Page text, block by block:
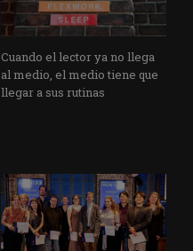
Cuando el lector ya no llega
al medio, el medio tiene que
llegar a sus rutinas